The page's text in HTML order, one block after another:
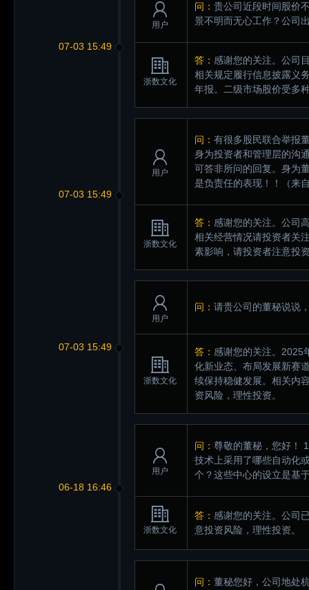
07-03 15:49
用户
问： 贵公司近段时间股价
景不明而无心工作？公司
浙数文化
答： 感谢您的关注。公司
相关规定履行信息披露义
年报。二级市场股价受多
07-03 15:49
用户
问： 有很多股民联合举报
身为投资者和管理层的沟
可答非所问的回复。身为
是负责任的表现！！
（来
浙数文化
答： 感谢您的关注。公司
相关经营情况请投资者关
素影响，请投资者注意投
07-03 15:49
用户
问： 请贵公司的董秘说说
浙数文化
答： 感谢您的关注。2025
化新业态、布局发展新赛
续保持稳健发展。相关内
资风险，理性投资。
06-18 16:46
用户
问： 尊敬的董秘，您好！
技术上采用了哪些自动化
个？这些中心的设立是基
浙数文化
答： 感谢您的关注。公司
意投资风险，理性投资。
问： 董秘您好，公司地处